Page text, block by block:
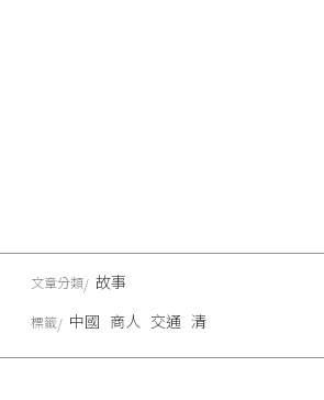
文章分類 故事
標籤 中國 商人 交通 清